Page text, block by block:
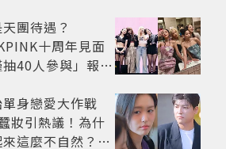
團待遇？
十周年見面
40人參與」報名
單身戀愛大作戰
妝引熱議！為什
這麼不自然？彩